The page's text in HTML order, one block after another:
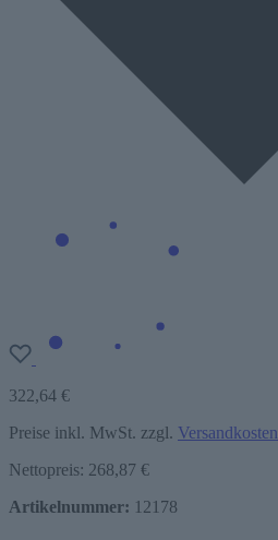
322,64 €
Preise inkl. MwSt. zzgl. Versandkosten
Nettopreis: 268,87 €
Artikelnummer: 12178